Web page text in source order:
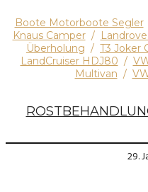
Boote Motorboote Segler
Knaus Camper/
Überholung / T3 Joker
LandCruiser HDJ80 /
Multivan /
29.